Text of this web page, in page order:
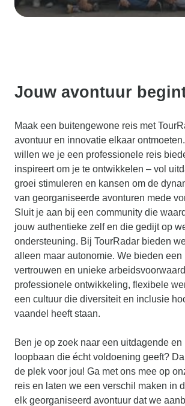
Jouw avontuur
Maak een buitengewone reis met
avontuur en innovatie elkaar
willen we je een professionele reis
inspireert om je te ontwikkelen – vol
groei stimuleren en kansen om de
van georganiseerde avonturen mede
Sluit je aan bij een community die
jouw authentieke zelf en die gedijt op
ondersteuning. Bij TourRadar bieden
alleen maar autonomie. We bieden een
vertrouwen en unieke
professionele ontwikkeling, flexibele
een cultuur die diversiteit en inclusie
vaandel heeft staan.
Ben je op zoek naar een uitdagende
loopbaan die écht voldoening geeft?
de plek voor jou! Ga met ons mee op
reis en laten we een verschil maken in
elk georganiseerd avontuur dat we